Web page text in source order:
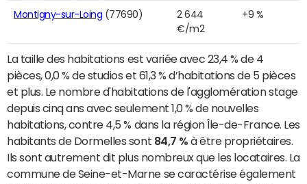
Montigny-sur-Loing (77690)
2 644
€/m2
+9 %
La taille des habitations est variée avec 23,4 % de 4
pièces, 0,0 % de studios et 61,3 % d’habitations de 5 pièces
et plus. Le nombre d'habitations de l'agglomération stage
depuis cinq ans avec seulement 1,0 % de nouvelles
habitations, contre 4,5 % dans la région Île-de-France. Les
habitants de Dormelles sont 84,7 % à être propriétaires.
Ils sont autrement dit plus nombreux que les locataires. La
commune de Seine-et-Marne se caractérise également